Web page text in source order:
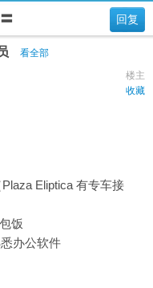
回复
看全部
楼主
收藏
Eliptica 有专车接
饭
办公软件